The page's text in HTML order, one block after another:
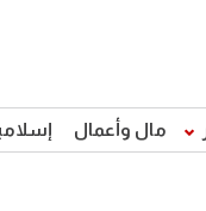
مال وأعمال